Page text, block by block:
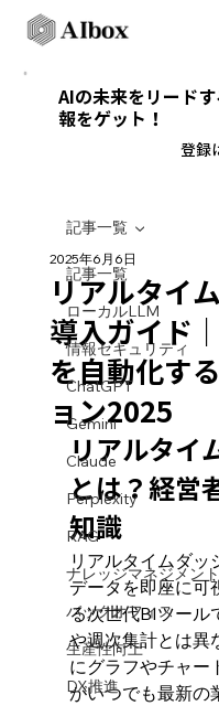
AIの未来をリード
報をゲット！
登録
記事一覧
ローカルLLM
情報セキュリティ
ChatGPT
Gemini
Claude
Perplexity
RAG
ナレッジマネジメント
バックオフィス
生産性向上
DX推進
記事一覧
リアルタイ
導入ガイド
を自動化す
ョン2025
2025年6月6日
リアルタイ
とは？経営
知識
リアルタイムダッ
データを即座に可
る次世代BIツール
や週次集計とは異
にグラフやチャー
がいつでも最新の